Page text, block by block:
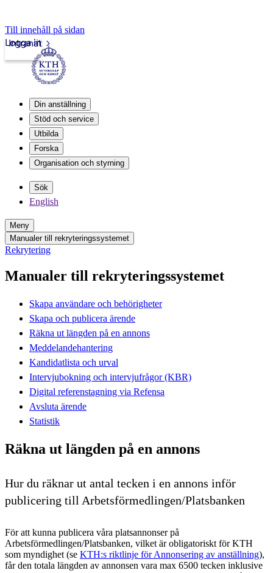
Till innehåll på sidan
Intranät
Logga in
Din anställning
Stöd och service
Utbilda
Forska
Organisation och styrning
Sök
English
Meny
Manualer till rekryteringssystemet
Rekrytering
Manualer till rekryteringssystemet
Skapa användare och behörigheter
Skapa och publicera ärende
Räkna ut längden på en annons
Meddelandehantering
Kandidatlista och urval
Intervjubokning och intervjufrågor (KBR)
Digital referenstagning via Refensa
Avsluta ärende
Statistik
Räkna ut längden på en annons
Hur du räknar ut antal tecken i en annons inför
publicering till Arbetsförmedlingen/Platsbanken
För att kunna publicera våra platsannonser på
Arbetsförmedlingen/Platsbanken, vilket är obligatoriskt för KTH
som myndighet (se KTH:s riktlinje för Annonsering av anställning),
får den totala längden av annonsen vara max 6500 tecken inklusive